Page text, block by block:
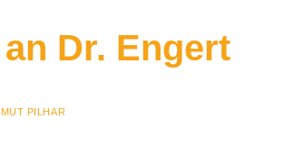
Dr. Engert
PILHAR